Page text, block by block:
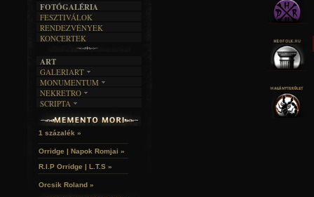
FOTÓGALÉRIA
FESZTIVÁLOK
RENDEZVÉNYEK
KONCERTEK
ART
GALERIART
ARTGALERI
KÉPREGÉNYEK
LAKÁSKULTS
MONUMENTUM
TEMETŐK
TEMPLOMOK
VÁRAK
HELYEK
NEKRETRO
SZUBKULT
FEKETE LYUK
RELIKVIÁK
SCRIPTA
NOVELLÁK
VERSEK
1 százalék »
Orridge | Napok Romjai »
R.I.P Orridge | L.T.S »
Orcsik Roland »